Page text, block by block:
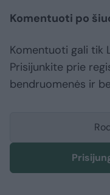
Komentuoti po
Komentuoti gali tik
Prisijunkite prie
bendruomenės ir